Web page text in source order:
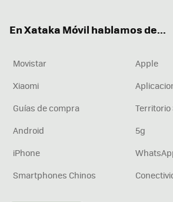
En Xataka Móvil hablamos de...
Movistar
Apple
Xiaomi
Guías de compra
Android
5g
iPhone
Smartphones Chinos